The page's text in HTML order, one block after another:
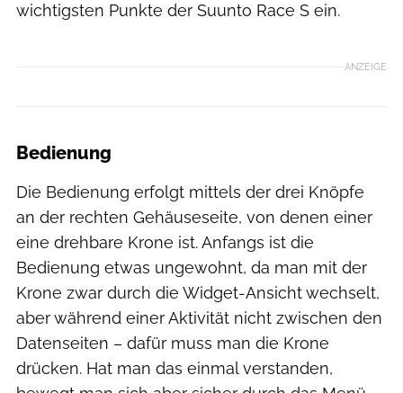
wichtigsten Punkte der Suunto Race S ein.
ANZEIGE
Bedienung
Die Bedienung erfolgt mittels der drei Knöpfe
an der rechten Gehäuseseite, von denen einer
eine drehbare Krone ist. Anfangs ist die
Bedienung etwas ungewohnt, da man mit der
Krone zwar durch die Widget-Ansicht wechselt,
aber während einer Aktivität nicht zwischen den
Datenseiten – dafür muss man die Krone
drücken. Hat man das einmal verstanden,